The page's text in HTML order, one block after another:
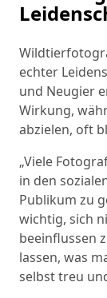
echter
und Neugier
Wirkung,
abzielen, oft
„Viele
in den
Publikum zu
wichtig, sich
beeinflussen
lassen, was
selbst treu